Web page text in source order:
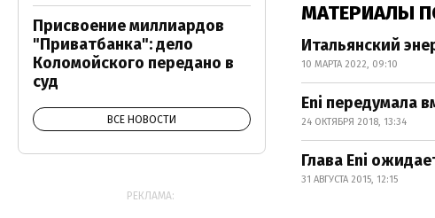
МАТЕРИАЛЫ
Итальянский
10 МАРТА 2022, 09:10
Eni передумала
24 ОКТЯБРЯ 2018, 13:34
Глава Eni
31 АВГУСТА 2015, 12:15
Присвоение миллиардов
"Приватбанка": дело
Коломойского передано в
суд
ВСЕ НОВОСТИ
РЕКЛАМА: